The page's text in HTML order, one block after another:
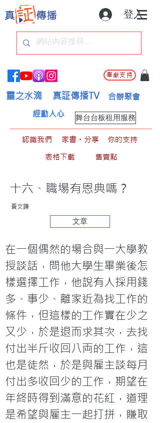
登入
奉獻支持
靈之水滴 真証傳播TV 合辦聚會
舞台台板租用服務
經動人心
認識我們 家書。分享
你的支持
表格下載
售賣點
十六、職場有恩典嗎？
黃文謙
文章
在一個偶然的場合與一大學教
授談話，問他大學生畢業後怎
樣選擇工作，他說有人採用錢
多、事少、離家近為找工作的
條件，但這樣的工作實在少之
又少，於是退而求其次，去找
付出半斤收回八両的工作，這
也是徒然，於是與雇主談每月
付出多收回少的工作，期望在
年終時得到滿意的花紅，道理
是希望與雇主一起打拼，賺取